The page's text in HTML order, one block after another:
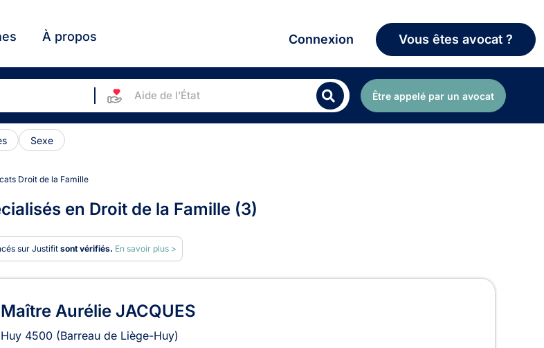
À propos Connexion Vous êtes avocat ?
Aide de l’État Être appelé par un avocat
Sexe
Droit de la Famille
en Droit de la Famille (3)
sur Justifit sont vérifiés. En savoir plus >
de la Famille
Maître Aurélie JACQUES
Huy 4500 (Barreau de Liège-Huy)